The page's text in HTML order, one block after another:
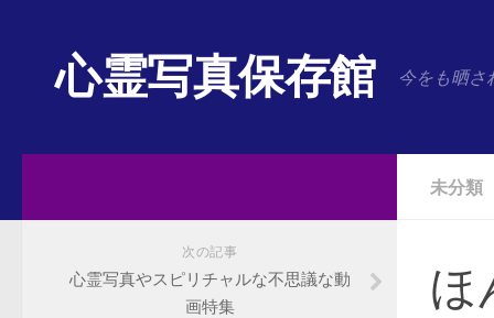
心霊写真保存館 今をも晒さ
未分類
ほ
次の記事
心霊写真やスピリチャルな不思議な動
画特集